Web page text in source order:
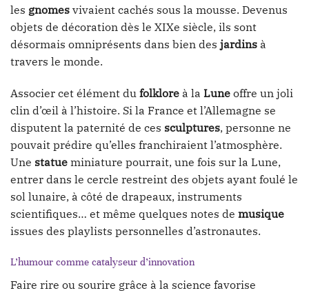
les gnomes vivaient cachés sous la mousse. Devenus
objets de décoration dès le XIXe siècle, ils sont
désormais omniprésents dans bien des jardins à
travers le monde.
Associer cet élément du folklore à la Lune offre un joli
clin d’œil à l’histoire. Si la France et l’Allemagne se
disputent la paternité de ces sculptures, personne ne
pouvait prédire qu’elles franchiraient l’atmosphère.
Une statue miniature pourrait, une fois sur la Lune,
entrer dans le cercle restreint des objets ayant foulé le
sol lunaire, à côté de drapeaux, instruments
scientifiques… et même quelques notes de musique
issues des playlists personnelles d’astronautes.
L’humour comme catalyseur d’innovation
Faire rire ou sourire grâce à la science favorise